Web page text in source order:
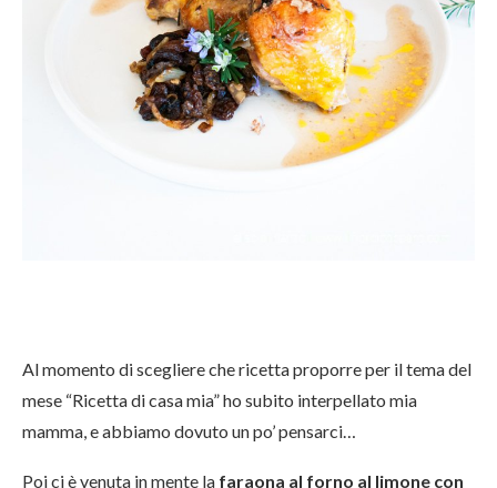
Al momento di scegliere che ricetta proporre per il tema del
mese “Ricetta di casa mia” ho subito interpellato mia
mamma, e abbiamo dovuto un po’ pensarci…
Poi ci è venuta in mente la faraona al forno al limone con